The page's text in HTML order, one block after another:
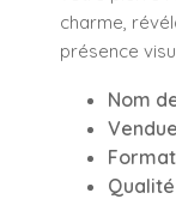
charme,
présence
Nom
Qualité